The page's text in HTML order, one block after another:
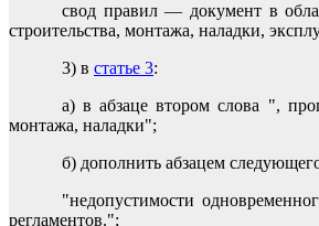
свод правил — документ в
строительства, монтажа, наладки,
3) в статье 3:
а) в абзаце втором слова ",
монтажа, наладки";
б) дополнить абзацем
"недопустимости
регламентов.";